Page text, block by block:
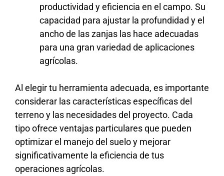
productividad y eficiencia en el campo. Su
capacidad para ajustar la profundidad y el
ancho de las zanjas las hace adecuadas
para una gran variedad de aplicaciones
agrícolas.
Al elegir tu herramienta adecuada, es importante
considerar las características específicas del
terreno y las necesidades del proyecto. Cada
tipo ofrece ventajas particulares que pueden
optimizar el manejo del suelo y mejorar
significativamente la eficiencia de tus
operaciones agrícolas.